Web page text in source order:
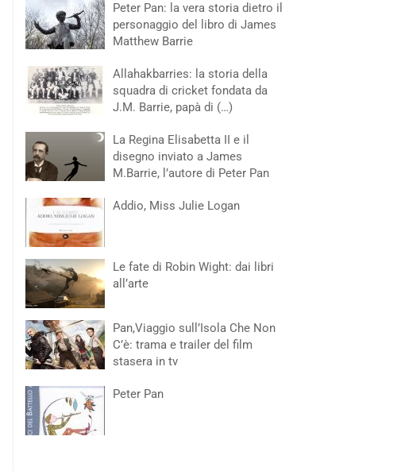
Peter Pan: la vera storia dietro il
personaggio del libro di James
Matthew Barrie
Allahakbarries: la storia della
squadra di cricket fondata da
J.M. Barrie, papà di (…)
La Regina Elisabetta II e il
disegno inviato a James
M.Barrie, l’autore di Peter Pan
Addio, Miss Julie Logan
Le fate di Robin Wight: dai libri
all’arte
Pan,Viaggio sull’Isola Che Non
C’è: trama e trailer del film
stasera in tv
Peter Pan